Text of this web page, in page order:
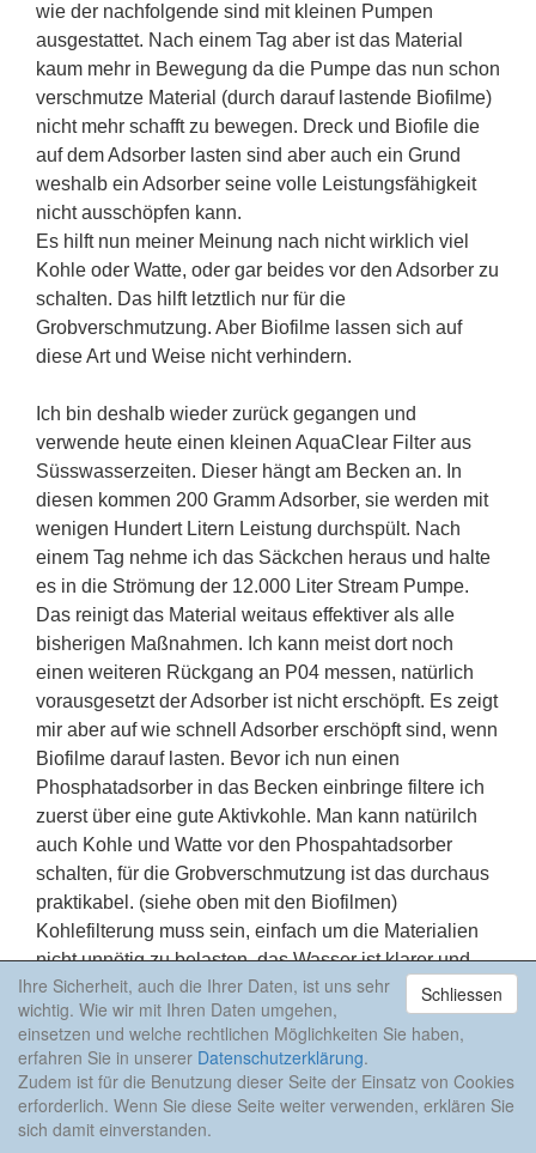
wie der nachfolgende sind mit kleinen Pumpen
ausgestattet. Nach einem Tag aber ist das Material
kaum mehr in Bewegung da die Pumpe das nun schon
verschmutze Material (durch darauf lastende Biofilme)
nicht mehr schafft zu bewegen. Dreck und Biofile die
auf dem Adsorber lasten sind aber auch ein Grund
weshalb ein Adsorber seine volle Leistungsfähigkeit
nicht ausschöpfen kann.
Es hilft nun meiner Meinung nach nicht wirklich viel
Kohle oder Watte, oder gar beides vor den Adsorber zu
schalten. Das hilft letztlich nur für die
Grobverschmutzung. Aber Biofilme lassen sich auf
diese Art und Weise nicht verhindern.
Ich bin deshalb wieder zurück gegangen und
verwende heute einen kleinen AquaClear Filter aus
Süsswasserzeiten. Dieser hängt am Becken an. In
diesen kommen 200 Gramm Adsorber, sie werden mit
wenigen Hundert Litern Leistung durchspült. Nach
einem Tag nehme ich das Säckchen heraus und halte
es in die Strömung der 12.000 Liter Stream Pumpe.
Das reinigt das Material weitaus effektiver als alle
bisherigen Maßnahmen. Ich kann meist dort noch
einen weiteren Rückgang an P04 messen, natürlich
vorausgesetzt der Adsorber ist nicht erschöpft. Es zeigt
mir aber auf wie schnell Adsorber erschöpft sind, wenn
Biofilme darauf lasten. Bevor ich nun einen
Phosphatadsorber in das Becken einbringe filtere ich
zuerst über eine gute Aktivkohle. Man kann natürilch
auch Kohle und Watte vor den Phospahtadsorber
schalten, für die Grobverschmutzung ist das durchaus
praktikabel. (siehe oben mit den Biofilmen)
Kohlefilterung muss sein, einfach um die Materialien
nicht unnötig zu belasten, das Wasser ist klarer und
sauberer der Adsorber hat es meist einfacher. Leider
geht es nicht ganz ohne Arbeit. Machen Sie sich die
Mühe und befreien Sie den Adsorber von den darauf
lastenden Materialien. Es ist im übrigen nicht schlimm
wenn diese Dreckschichten und Bakterien durch die
Pumpe wieder in den Aquarienkreislauf kommen...
Schliessen
Ihre Sicherheit, auch die Ihrer Daten, ist uns sehr
wichtig. Wie wir mit Ihren Daten umgehen,
einsetzen und welche rechtlichen Möglichkeiten Sie haben,
erfahren Sie in unserer Datenschutzerklärung.
Zudem ist für die Benutzung dieser Seite der Einsatz von Cookies
erforderlich. Wenn Sie diese Seite weiter verwenden, erklären Sie
sich damit einverstanden.